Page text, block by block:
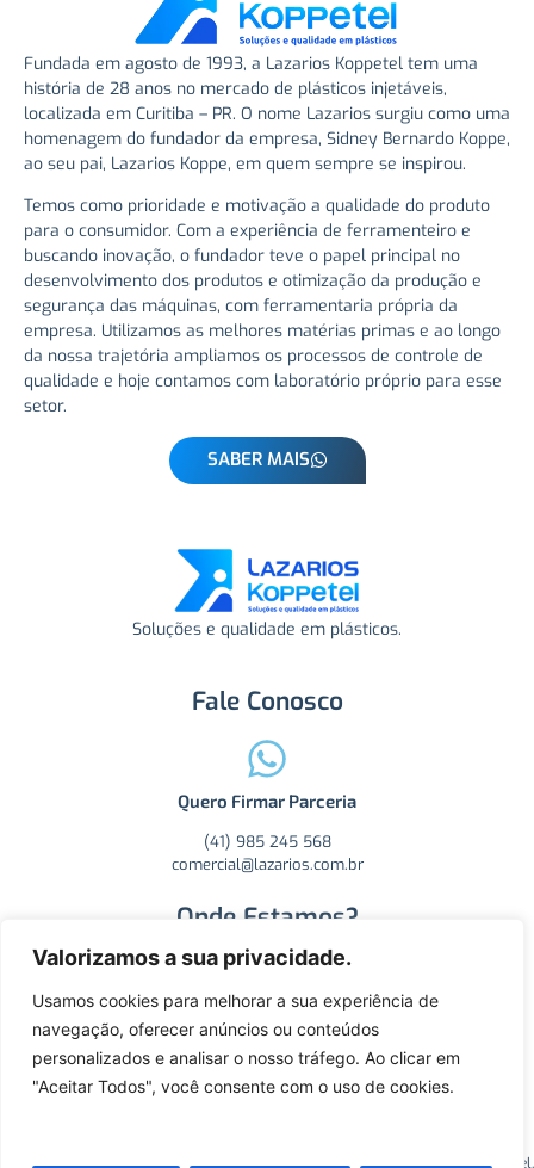
Valorizamos a sua privacidade.
Usamos cookies para melhorar a sua experiência de
navegação, oferecer anúncios ou conteúdos
personalizados e analisar o nosso tráfego. Ao clicar em
"Aceitar Todos", você consente com o uso de cookies.
Fundada em agosto de 1993, a Lazarios Koppetel tem uma
história de 28 anos no mercado de plásticos injetáveis,
localizada em Curitiba – PR. O nome Lazarios surgiu como uma
homenagem do fundador da empresa, Sidney Bernardo Koppe,
ao seu pai, Lazarios Koppe, em quem sempre se inspirou.
Temos como prioridade e motivação a qualidade do produto
para o consumidor. Com a experiência de ferramenteiro e
buscando inovação, o fundador teve o papel principal no
desenvolvimento dos produtos e otimização da produção e
segurança das máquinas, com ferramentaria própria da
empresa. Utilizamos as melhores matérias primas e ao longo
da nossa trajetória ampliamos os processos de controle de
qualidade e hoje contamos com laboratório próprio para esse
setor.
SABER MAIS
Soluções e qualidade em plásticos.
Fale Conosco
Quero Firmar Parceria
(41) 985 245 568
comercial@lazarios.com.br
Onde Estamos?
Ver na Mapa
R. Carlos Essenfelder, 4470 - Boqueirão, Curitiba - PR, CEP:
81730-060.
2025©️ Todos os direitos reservados, SM Lazarios Koppetel.